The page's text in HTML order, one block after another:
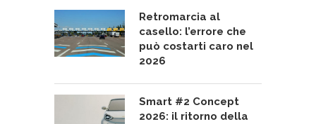
Retromarcia al
casello: l’errore che
può costarti caro nel
2026
Smart #2 Concept
2026: il ritorno della